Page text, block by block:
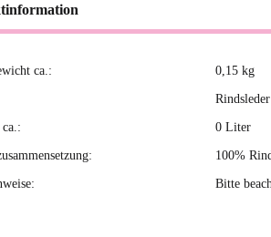
ca.: 0,15 kg
Rindsleder
0 Liter
100%
Bitte